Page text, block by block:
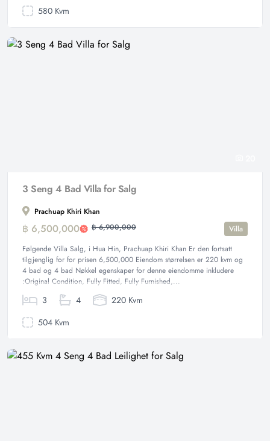
580 Kvm
3 Seng 4 Bad Villa for Salg
Prachuap Khiri Khan
฿ 6,500,000 ฿ 6,900,000
Villa
Følgende Villa Salg, i Hua Hin, Prachuap Khiri Khan Er den fortsatt
tilgjenglig for for prisen 6,500,000 Eiendom størrelsen er 220 kvm og
4 bad og 4 bad Nøkkel egenskaper for denne eiendomme inkludere
:Original Condition, Fully Fitted, Fully Furnished,...
3 4
220 Kvm
504 Kvm